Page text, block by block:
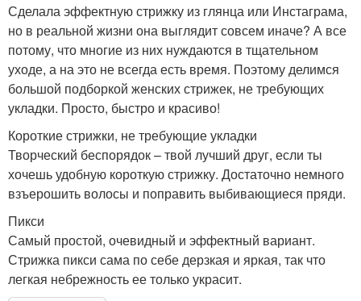
Сделала эффектную стрижку из глянца или Инстаграма,
но в реальной жизни она выглядит совсем иначе? А все
потому, что многие из них нуждаются в тщательном
уходе, а на это не всегда есть время. Поэтому делимся
большой подборкой женских стрижек, не требующих
укладки. Просто, быстро и красиво!
Короткие стрижки, не требующие укладки
Творческий беспорядок – твой лучший друг, если ты
хочешь удобную короткую стрижку. Достаточно немного
взъерошить волосы и поправить выбивающиеся пряди.
Пикси
Самый простой, очевидный и эффектный вариант.
Стрижка пикси сама по себе дерзкая и яркая, так что
легкая небрежность ее только украсит.